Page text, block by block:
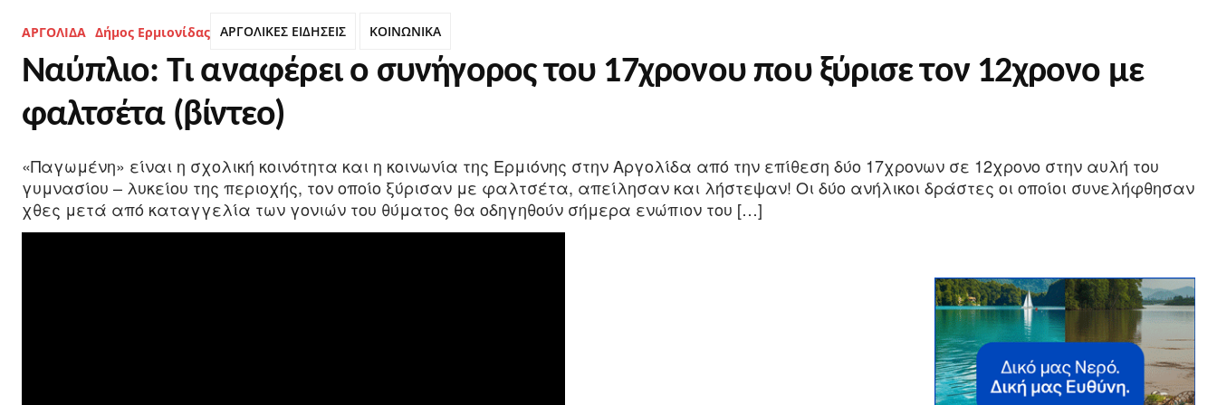
ΑΡΓΟΛΙΔΑ Δήμος Ερμιονίδας ΑΡΓΟΛΙΚΕΣ ΕΙΔΗΣΕΙΣ ΚΟΙΝΩΝΙΚΑ
Ναύπλιο: Τι αναφέρει ο συνήγορος του 17χρονου που ξύρισε τον 12χρονο με
φαλτσέτα (βίντεο)
«Παγωμένη» είναι η σχολική κοινότητα και η κοινωνία της Ερμιόνης στην Αργολίδα από την επίθεση δύο 17χρονων σε 12χρονο στην αυλή του
γυμνασίου – λυκείου της περιοχής, τον οποίο ξύρισαν με φαλτσέτα, απείλησαν και λήστεψαν! Οι δύο ανήλικοι δράστες οι οποίοι συνελήφθησαν
χθες μετά από καταγγελία των γονιών του θύματος θα οδηγηθούν σήμερα ενώπιον του […]